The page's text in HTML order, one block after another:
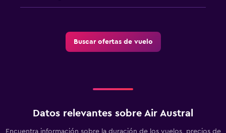
Buscar ofertas de vuelo
Datos relevantes sobre Air Austral
Encuentra información sobre la duración de los vuelos, precios de